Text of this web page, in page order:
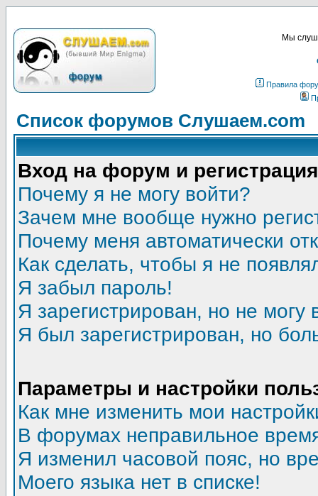
Мы
Правила
Список форумов Слушаем.com
Вход на форум и регистрация
Почему я не могу войти?
Зачем мне вообще нужно
Почему меня автоматически
Как сделать, чтобы я не
Я забыл пароль!
Я зарегистрирован, но не могу
Я был зарегистрирован, но
Параметры и настройки
Как мне изменить мои
В форумах неправильное
Я изменил часовой пояс, но
Моего языка нет в списке!